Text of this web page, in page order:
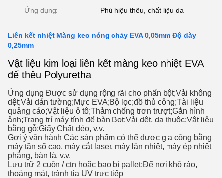
Ứng dụng: Phù hiệu thêu, chất liệu da
Liên kết nhiệt Màng keo nóng chảy EVA 0,05mm Độ dày
0,25mm
Vật liệu kim loại liên kết màng keo nhiệt EVA
để thêu Polyuretha
Ứng dụng Được sử dụng rộng rãi cho phấn bột;Vải không
dệt;Vải dán tường;Mực EVA;Bộ lọc;đồ thủ công;Tài liệu
quảng cáo;Vật liệu ô tô;Thảm chống trơn trượt;Gắn hình
ảnh;Trang trí máy tính để bàn;Bọt;Vải dệt, da thuộc;Vật liệu
bằng gỗ;Giấy;Chất dẻo, v.v.
Gợi ý vận hành Các sản phẩm có thể được gia công bằng
máy tần số cao, máy cắt laser, máy lăn nhiệt, máy ép nhiệt
phẳng, bàn là, v.v.
Lưu trữ 2 cuộn / ctn hoặc bao bì pallet;Để nơi khô ráo,
thoáng mát, tránh tia UV trực tiếp